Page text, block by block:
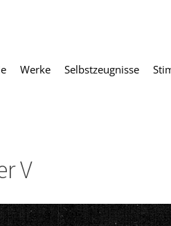
Werke Selbstzeugnisse
V